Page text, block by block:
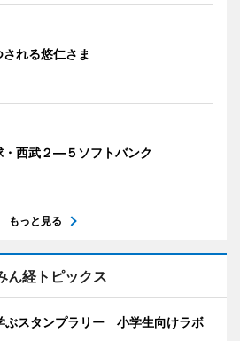
れる悠仁さま
・西武２―５ソフトバンク
もっと見る
ん経トピックス
ぶスタンプラリー 小学生向けラボ